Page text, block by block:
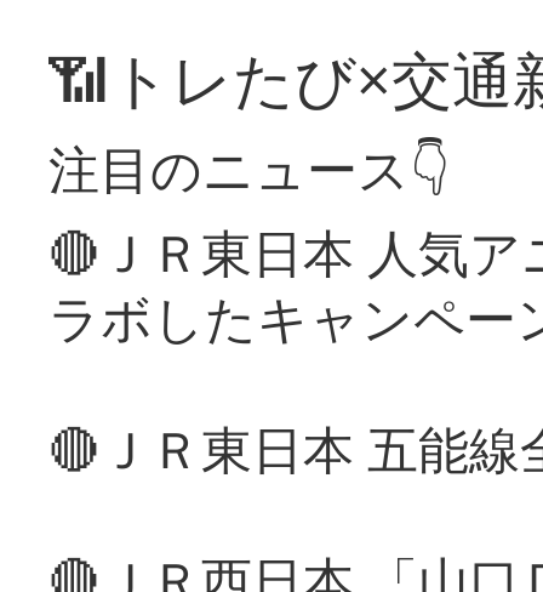
📶トレたび×交通
注目のニュース👇
🔴ＪＲ東日本 人気
ラボしたキャンペー
🔴ＪＲ東日本 五能